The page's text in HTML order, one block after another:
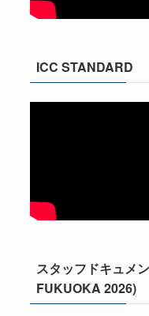
ICC STANDARD
スタッフドキュメ
FUKUOKA 2026)